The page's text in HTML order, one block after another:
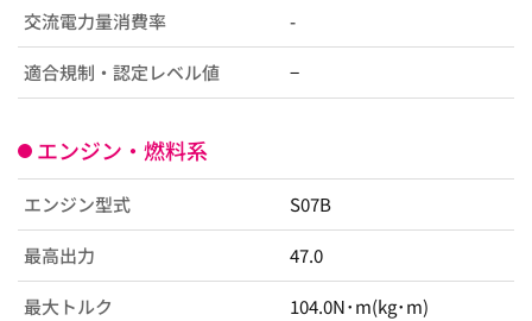
交流電力量消費率 -
適合規制・認定レベル値 −
エンジン・燃料系
エンジン型式 S07B
最高出力 47.0
最大トルク 104.0N･m(kg･m)